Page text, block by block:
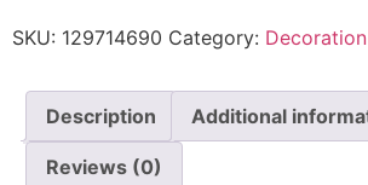
SKU: 129714690 Category: Decoration
Description Additional
Reviews (0)